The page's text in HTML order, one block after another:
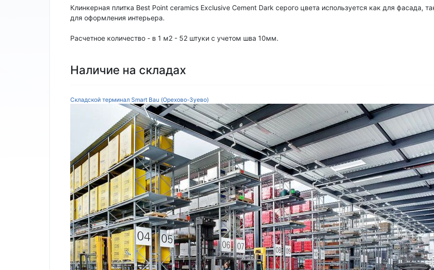
Клинкерная плитка Best Point ceramics Exclusive Cement Dark серого цвета используется как для фасада,
для оформления интерьера.
Расчетное количество - в 1 м2 - 52 штуки с учетом шва 10мм.
Наличие на складах
Складской терминал Smart Bau (Орехово-Зуево)